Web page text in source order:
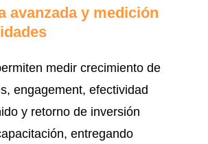
avanzada y medición
medir crecimiento de
engagement, efectividad
y retorno de inversión
entregando